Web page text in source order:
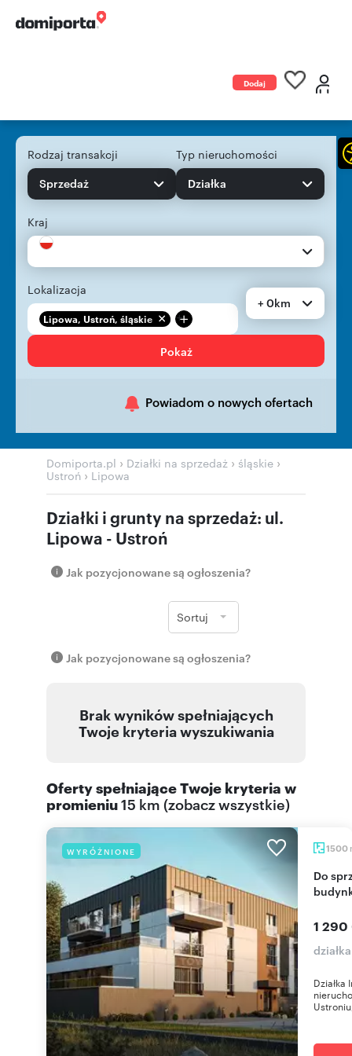
Dodaj
Rodzaj transakcji
Sprzedaż
Typ nieruchomości
Działka
Kraj
Lokalizacja
Lipowa, Ustroń, śląskie +
+ 0km
Pokaż
Powiadom o nowych ofertach
Domiporta.pl › Działki na sprzedaż › śląskie ›
Ustroń › Lipowa
Działki i grunty na sprzedaż: ul.
Lipowa - Ustroń
Jak pozycjonowane są ogłoszenia?
Sortuj
Jak pozycjonowane są ogłoszenia?
Brak wyników spełniających
Twoje kryteria wyszukiwania
Oferty spełniające Twoje kryteria w
promieniu15 km (zobacz wszystkie)
WYRÓŻNIONE 1500
Do sprzedania działka inwestycyjna z projektem
1 290